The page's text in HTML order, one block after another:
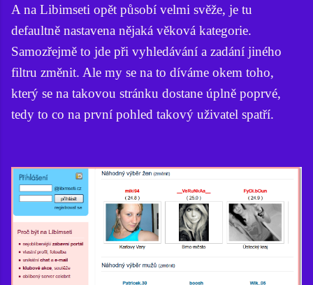
A na Libimseti opět působí velmi svěže, je tu
defaultně nastavena nějaká věková kategorie.
Samozřejmě to jde při vyhledávání a zadání jiného
filtru změnit. Ale my se na to díváme okem toho,
který se na takovou stránku dostane úplně poprvé,
tedy to co na první pohled takový uživatel spatří.